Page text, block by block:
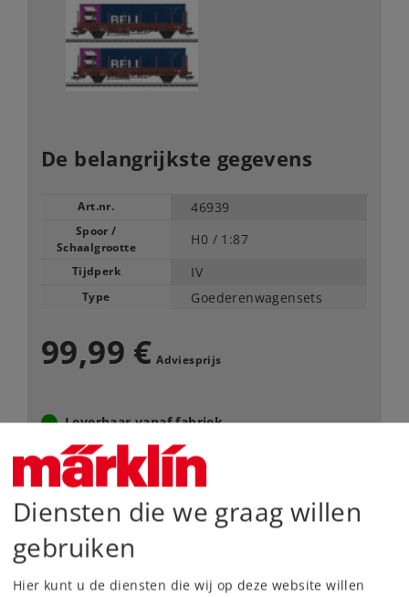
De belangrijkste gegevens
Art.nr. 46939
Spoor /
Schaalgrootte
H0 / 1:87
Tijdperk IV
Type Goederenwagensets
99,99 € Adviesprijs
Leverbaar vanaf fabriek.
Webwinkel
Dealer zoeken
Diensten die we graag willen
gebruiken
Hier kunt u de diensten die wij op deze website willen